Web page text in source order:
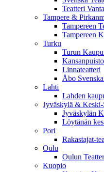
Teatteri
Tampere &
Tampereen
Tampereen
Turku
Turun
Linnateatteri
Åbo
Lahti
Lahden
Jyväskylä & Keski-
Jyväskylän
Löytänän
Pori
Rakastajat-
Oulu
Oulun
Kuopio